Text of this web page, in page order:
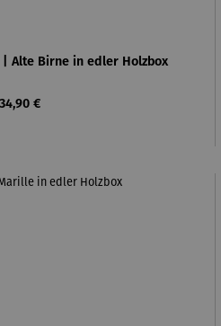
| Alte Birne in edler Holzbox
Regulärer Preis:
34,90 €